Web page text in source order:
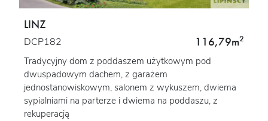
LINZ
DCP182 116,79m2
Tradycyjny dom z poddaszem użytkowym pod
dwuspadowym dachem, z garażem
jednostanowiskowym, salonem z wykuszem, dwiema
sypialniami na parterze i dwiema na poddaszu, z
rekuperacją